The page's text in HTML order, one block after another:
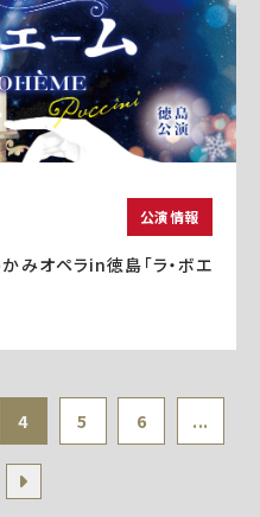
公演情報
みオペラin徳島「ラ・ボエ
4 5 6 ...